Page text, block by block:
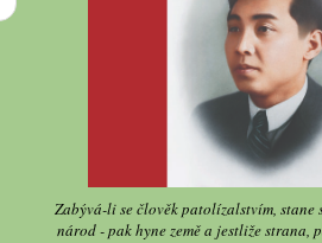
Zabývá-li se člověk patolízalstvím, stane
národ - pak hyne země a jestliže strana,